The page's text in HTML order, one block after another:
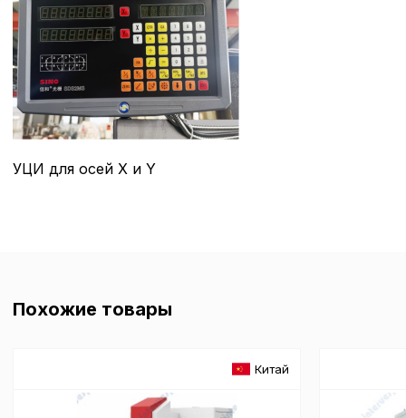
УЦИ для осей X и Y
Похожие товары
Китай